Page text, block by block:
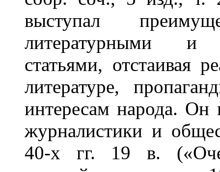
выступал
литературными и
статьями, отстаивая
литературе,
интересам народа. Он
журналистики и
40-х гг. 19 в.